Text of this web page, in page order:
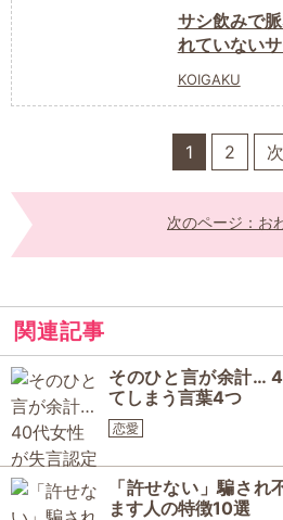
サシ飲みで
れていない
KOIGAKU
1 2
次のページ：お
関連記事
そのひと言が余計…
てしまう言葉4つ
恋愛
「許せない」騙さ
ます人の特徴10選